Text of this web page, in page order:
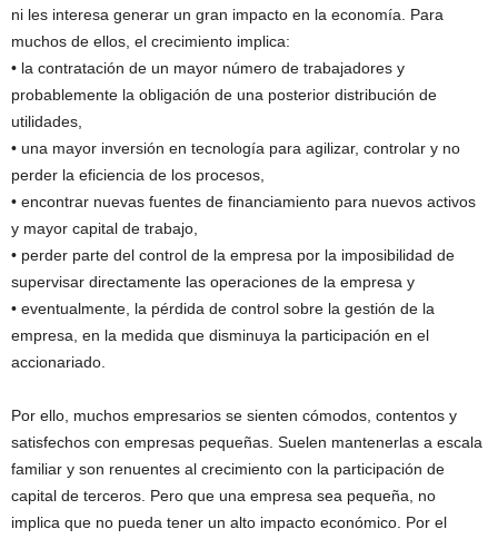
ni les interesa generar un gran impacto en la economía. Para
muchos de ellos, el crecimiento implica:
• la contratación de un mayor número de trabajadores y
probablemente la obligación de una posterior distribución de
utilidades,
• una mayor inversión en tecnología para agilizar, controlar y no
perder la eficiencia de los procesos,
• encontrar nuevas fuentes de financiamiento para nuevos activos
y mayor capital de trabajo,
• perder parte del control de la empresa por la imposibilidad de
supervisar directamente las operaciones de la empresa y
• eventualmente, la pérdida de control sobre la gestión de la
empresa, en la medida que disminuya la participación en el
accionariado.
Por ello, muchos empresarios se sienten cómodos, contentos y
satisfechos con empresas pequeñas. Suelen mantenerlas a escala
familiar y son renuentes al crecimiento con la participación de
capital de terceros. Pero que una empresa sea pequeña, no
implica que no pueda tener un alto impacto económico. Por el